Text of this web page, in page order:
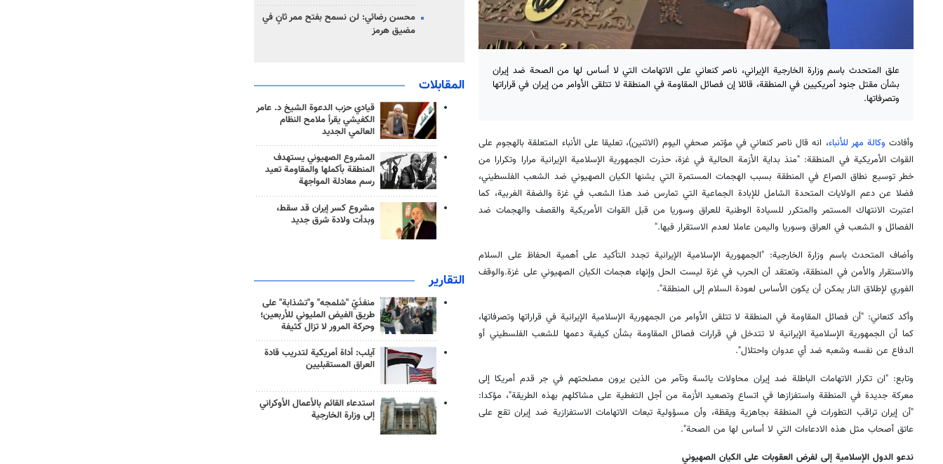
علق المتحدث باسم وزارة الخارجية الإيراني، ناصر كنعاني على الاتهامات التي لا أساس لها من الصحة ضد إيران
بشأن مقتل جنود أمريكيين في المنطقة، قائلا إن فصائل المقاومة في المنطقة لا تتلقى الأوامر من إيران في قراراتها
وتصرفاتها.
وأفادت وكالة مهر للأنباء، انه قال ناصر كنعاني في مؤتمر صحفي اليوم (الاثنين)، تعليقا على الأنباء المتعلقة بالهجوم على
القوات الأمريكية في المنطقة: "منذ بداية الأزمة الحالية في غزة، حذرت الجمهورية الإسلامية الإيرانية مرارا وتكرارا من
خطر توسيع نطاق الصراع في المنطقة بسبب الهجمات المستمرة التي يشنها الكيان الصهيوني ضد الشعب الفلسطيني،
فضلا عن دعم الولايات المتحدة الشامل للإبادة الجماعية التي تمارس ضد هذا الشعب في غزة والضفة الغربية، كما
اعتبرت الانتهاك المستمر والمتكرر للسيادة الوطنية للعراق وسوريا من قبل القوات الأمريكية والقصف والهجمات ضد
الفصائل و الشعب في العراق وسوريا واليمن عاملا لعدم الاستقرار فيها."
وأضاف المتحدث باسم وزارة الخارجية: "الجمهورية الإسلامية الإيرانية تجدد التأكيد على أهمية الحفاظ على السلام
والاستقرار والأمن في المنطقة، وتعتقد أن الحرب في غزة ليست الحل وإنهاء هجمات الكيان الصهيوني على غزة.والوقف
الفوري لإطلاق النار يمكن أن يكون الأساس لعودة السلام إلى المنطقة".
وأكد كنعاني: "أن فصائل المقاومة في المنطقة لا تتلقى الأوامر من الجمهورية الإسلامية الإيرانية في قراراتها وتصرفاتها،
كما أن الجمهورية الإسلامية الإيرانية لا تتدخل في قرارات فصائل المقاومة بشأن كيفية دعمها للشعب الفلسطيني أو
الدفاع عن نفسه وشعبه ضد أي عدوان واحتلال".
وتابع: "ان تكرار الاتهامات الباطلة ضد إيران محاولات يائسة وتآمر من الذين يرون مصلحتهم في جر قدم أمريكا إلى
معركة جديدة في المنطقة واستفزازها في اتساع وتصعيد الأزمة من أجل التغطية على مشاكلهم بهذه الطريقة"، مؤكدا:
"أن إيران تراقب التطورات في المنطقة بجاهزية ويقظة، وأن مسؤولية تبعات الاتهامات الاستفزازية ضد إيران تقع على
عاتق أصحاب مثل هذه الادعاءات التي لا أساس لها من الصحة".
ندعو الدول الإسلامية إلى لفرض العقوبات على الكيان الصهيوني
محسن رضائي: لن نسمح بفتح ممر ثانٍ في
مضيق هرمز
المقابلات
قيادي حزب الدعوة الشيخ د. عامر
الكفيشي يقرأ ملامح النظام
العالمي الجديد
المشروع الصهيوني يستهدف
المنطقة بأكملها والمقاومة تعيد
رسم معادلة المواجهة
مشروع كسر إيران قد سقط،
وبدأت ولادة شرق جديد
التقارير
منفذَيّ "شلمجه" و"تشذابة" على
طريق الفيض المليوني للأربعين؛
وحركة المرور لا تزال كثيفة
آيلب: أداة أمريكية لتدريب قادة
العراق المستقبليين
استدعاء القائم بالأعمال الأوكراني
إلى وزارة الخارجية